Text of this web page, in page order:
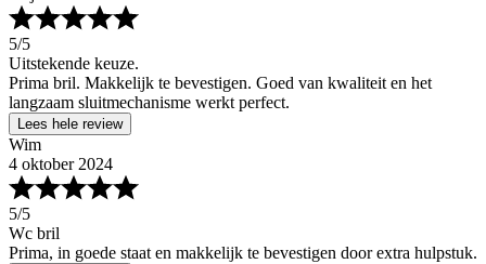
5/5
Uitstekende keuze.
Prima bril. Makkelijk te bevestigen. Goed van kwaliteit en het
langzaam sluitmechanisme werkt perfect.
Lees hele review
Wim
4 oktober 2024
5/5
Wc bril
Prima, in goede staat en makkelijk te bevestigen door extra hulpstuk.